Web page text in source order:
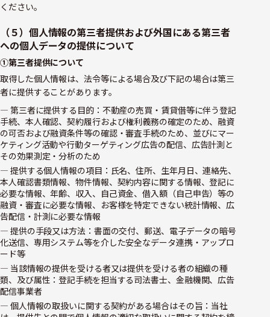
ください。
（５）個人情報の第三者提供および外国にある第三者
への個人データの提供について
①第三者提供について
取得した個人情報は、法令等による場合及び下記の場合は第三
者に提供することがあります。
― 第三者に提供する目的：不動産の売買・賃貸借等に伴う登記
手続、本人確認、契約履行および権利義務の確定のため、融資
の可否および融資条件等の確認・審査手続のため、並びにマー
ケティング活動や行動ターゲティング広告の配信、広告計測と
その効果測定・分析のため
― 提供する個人情報の項目：氏名、住所、生年月日、連絡先、
本人確認書類情報、物件情報、契約内容に関する情報、登記に
必要な情報、年齢、収入、自己資金、借入額（自己申告）等の
融資・審査に必要な情報、お客様を特定できない統計情報、広
告配信・計測に必要な情報
― 提供の手段又は方法：書面の交付、郵送、電子データの暗号
化送信、専用システム等を介した安全なデータ連携・アップロ
ード等
― 当該情報の提供を受ける者又は提供を受ける者の組織の種
類、及び属性：登記手続を担当する司法書士、金融機関、広告
配信事業者
― 個人情報の取扱いに関する契約がある場合はその旨：当社